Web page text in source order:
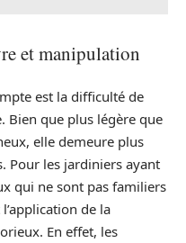
et manipulation
est la difficulté de
Bien que plus légère que
elle demeure plus
Pour les jardiniers ayant
qui ne sont pas familiers
de la
En effet, les